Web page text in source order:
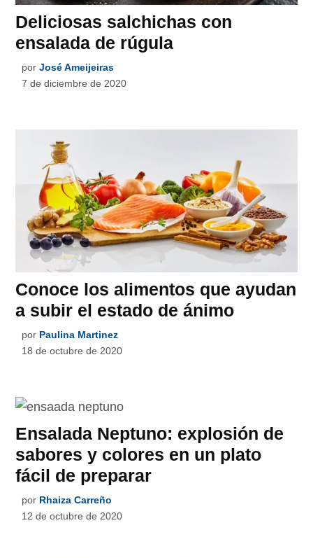
Deliciosas salchichas con
ensalada de rúgula
por José Ameijeiras
7 de diciembre de 2020
Conoce los alimentos que ayudan
a subir el estado de ánimo
por Paulina Martinez
18 de octubre de 2020
Ensalada Neptuno: explosión de
sabores y colores en un plato
fácil de preparar
por Rhaiza Carreño
12 de octubre de 2020